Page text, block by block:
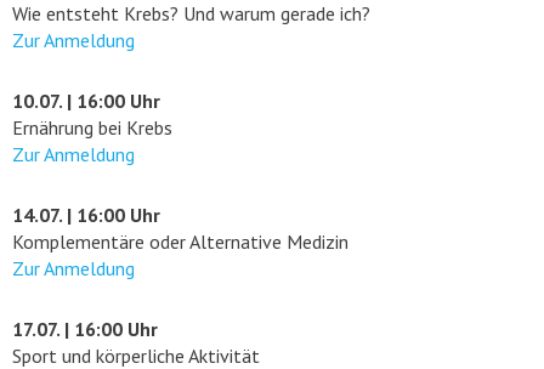
Wie entsteht Krebs? Und warum gerade ich?
Zur Anmeldung
10.07. | 16:00 Uhr
Ernährung bei Krebs
Zur Anmeldung
14.07. | 16:00 Uhr
Komplementäre oder Alternative Medizin
Zur Anmeldung
17.07. | 16:00 Uhr
Sport und körperliche Aktivität